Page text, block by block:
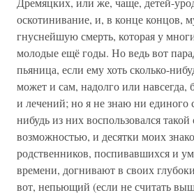
оскотинивание, и, в конце концов,
гнуснейшую смерть, которая у
молодые ещё годы. Но ведь вот
пьяница, если ему хоть сколько-
может и сам, надолго или навсегда,
и лечений; но я не знаю ни единого
нибудь из них воспользовался
возможностью, и десятки моих
родственников, поспивавшихся и
времени, догнивают в своих
вот, непьющий (если не считать